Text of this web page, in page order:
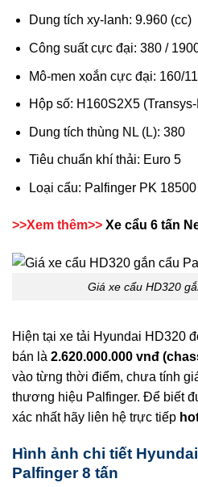
Dung tích xy-lanh: 9.960 (cc)
Công suất cực đại: 380 /
Mô-men xoắn cực đại: 160/
Hộp số: H160S2X5
Dung tích thùng NL (L): 380
Tiêu chuẩn khí thải: Euro 5
Loại cẩu: Palfinger PK 18500
>>Xem thêm>> Xe cẩu 6 tấn
Giá xe cẩu HD320
Hiện tại xe tải Hyundai HD320
bán là 2.620.000.000 vnđ
vào từng thời điểm, chưa tính
thương hiệu Palfinger. Để biết
xác nhất hãy liên hệ trực tiếp
Hình ảnh chi tiết
Palfinger 8 tấn